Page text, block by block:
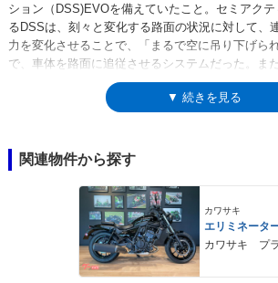
ション（DSS)EVOを備えていたこと。セミアク
るDSSは、刻々と変化する路面の状況に対して、
力を変化させることで、「まるで空に吊り下げら
で、車体を路面に追従させるシステムだった。ま
950Sは、クラッチレバーの操作なしにシフトアッ
ドゥカティ・クイック・シフトやクルーズコント
ールには、キャストホイールと、オプションでス
されていた。※2022年モデルとして登場したムル
ムルティストラーダ950Sの後継車
▼ 続きを見る
関連物件から探す
カワサキ
エリミネータ
カワサキ プ